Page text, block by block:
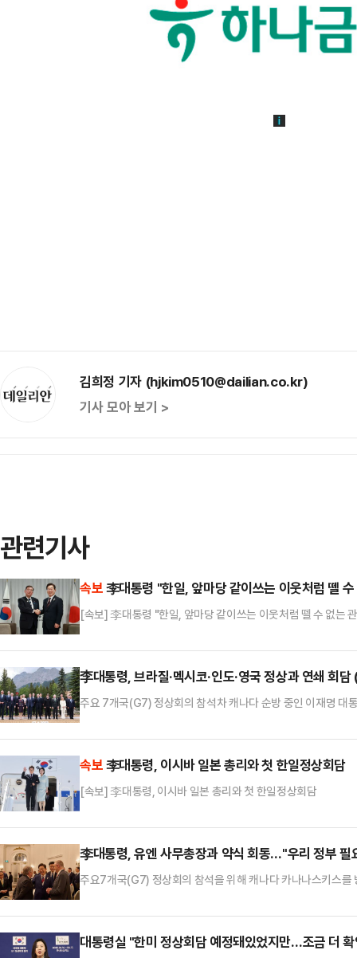
김희정 기자 (hjkim0510@dailian.co.kr)
기사 모아 보기 >
관련기사
속보李대통령 "한일, 앞마당 같이쓰는 이웃처럼 뗄
[속보] 李대통령 "한일, 앞마당 같이쓰는 이웃처럼 뗄 수 없는
李대통령, 브라질·멕시코·인도·영국 정상과 연쇄 회
주요 7개국(G7) 정상회의 참석차 캐나다 순방 중인 이재명 대
질 대통령과 정상회담을 갖고, 룰라 대통령의 취임 축하 메시
제협력 확대 의지를 강조했으며, 두 정상은 또 기후변화 대응
대하기로 했다.…
속보李대통령, 이시바 일본 총리와 첫 한일정상회담
[속보] 李대통령, 이시바 일본 총리와 첫 한일정상회담
李대통령, 유엔 사무총장과 약식 회동…"우리 정부 필
주요7개국(G7) 정상회의 참석을 위해 캐나다 카나나스키스
대상 환영 리셉션에서도 구테흐스 사무총장과 만났다.이 대통
복합위기의 시대에 유엔을 중심으로 한 국제사회의 연대가
요한 지원과 역할을 해나갈…
대통령실 "한미 정상회담 예정돼있었지만…조금 더